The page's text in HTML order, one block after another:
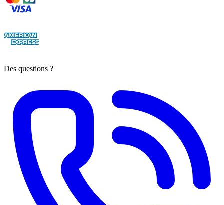
Des questions ?